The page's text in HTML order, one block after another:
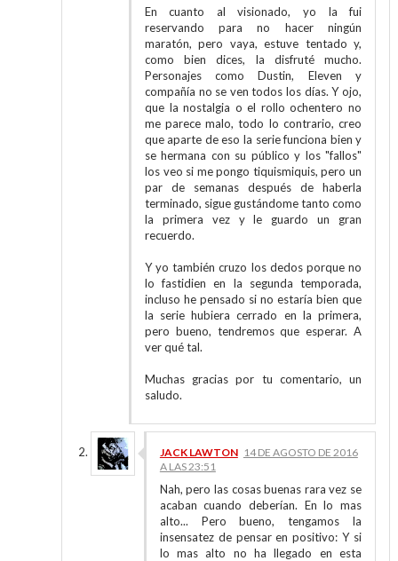
En cuanto al visionado, yo la fui
reservando para no hacer ningún
maratón, pero vaya, estuve tentado y,
como bien dices, la disfruté mucho.
Personajes como Dustin, Eleven y
compañía no se ven todos los días. Y ojo,
que la nostalgia o el rollo ochentero no
me parece malo, todo lo contrario, creo
que aparte de eso la serie funciona bien y
se hermana con su público y los "fallos"
los veo si me pongo tiquismiquis, pero un
par de semanas después de haberla
terminado, sigue gustándome tanto como
la primera vez y le guardo un gran
recuerdo.
Y yo también cruzo los dedos porque no
lo fastidien en la segunda temporada,
incluso he pensado si no estaría bien que
la serie hubiera cerrado en la primera,
pero bueno, tendremos que esperar. A
ver qué tal.
Muchas gracias por tu comentario, un
saludo.
JACK LAWTON 14 DE AGOSTO DE 2016
A LAS 23:51
Nah, pero las cosas buenas rara vez se
acaban cuando deberían. En lo mas
alto... Pero bueno, tengamos la
insensatez de pensar en positivo: Y si
lo mas alto no ha llegado en esta